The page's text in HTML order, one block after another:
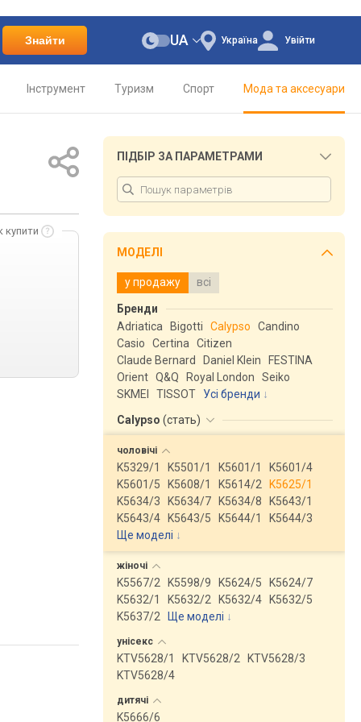
Знайти Україна
UA Увійти
Інструмент Туризм Спорт Мода та аксесуари
купити
ПІДБІР ЗА ПАРАМЕТРАМИ
МОДЕЛІ
у продажу всі
Бренди
Adriatica
Bigotti Calypso
Candino
Casio
Certina
Citizen
Claude Bernard
Daniel Klein
FESTINA
Orient Q&Q Royal London
Seiko
SKMEI
TISSOT
Усі бренди
Calypso (стать)
чоловічі
K5329/1 K5501/1 K5601/1
K5601/4
K5601/5
K5608/1 K5614/2
K5625/1
K5634/3
K5634/7 K5634/8
K5643/1
K5643/4
K5643/5 K5644/1
K5644/3
Ще моделі ↓
жіночі
K5567/2 K5598/9 K5624/5
K5624/7
K5632/1
K5632/2 K5632/4
K5632/5
K5637/2
Ще моделі ↓
унісекс
KTV5628/1 KTV5628/2
KTV5628/3
KTV5628/4
дитячі
K5666/6